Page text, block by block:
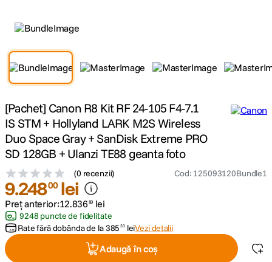
3. trepied telefon
5. canon sx740 hs
6. lavaliera
7. card memorie
8 ulanzi
[Pachet] Canon R8 Kit RF 24-105 F4-7.1
IS STM + Hollyland LARK M2S Wireless
Duo Space Gray + SanDisk Extreme PRO
SD 128GB + Ulanzi TE88 geanta foto
(0 recenzii) Cod: 125093120Bundle1
9.24800 lei
Preț anterior:12.836 89 lei
9248 puncte de fidelitate
Rate fără dobânda de la385 33 leiVezi detalii
Adaugă în coș